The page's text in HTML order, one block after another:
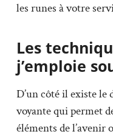
les runes à votre
Les
j’emploie
D’un côté il existe le
voyante qui permet
éléments de l’avenir